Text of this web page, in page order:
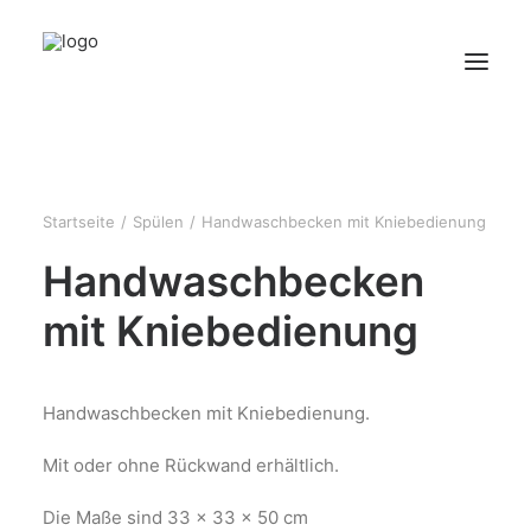
ÜBER UNS
KONTAKT
Startseite Spülen Handwaschbecken mit Kniebedienung
Handwaschbecken
mit Kniebedienung
Handwaschbecken mit Kniebedienung.
Mit oder ohne Rückwand erhältlich.
Die Maße sind 33 x 33 x 50 cm